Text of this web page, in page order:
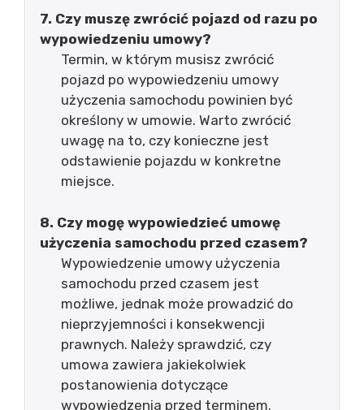
7. Czy muszę zwrócić pojazd od razu po
wypowiedzeniu umowy?
Termin, w którym musisz zwrócić
pojazd po wypowiedzeniu umowy
użyczenia samochodu powinien być
określony w umowie. Warto zwrócić
uwagę na to, czy konieczne jest
odstawienie pojazdu w konkretne
miejsce.
8. Czy mogę wypowiedzieć umowę
użyczenia samochodu przed czasem?
Wypowiedzenie umowy użyczenia
samochodu przed czasem jest
możliwe, jednak może prowadzić do
nieprzyjemności i konsekwencji
prawnych. Należy sprawdzić, czy
umowa zawiera jakiekolwiek
postanowienia dotyczące
wypowiedzenia przed terminem.